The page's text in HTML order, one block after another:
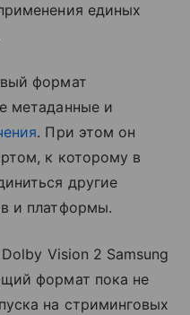
единых
формат
метаданные и
. При этом он
к которому в
другие
и платформы.
Vision 2 Samsung
формат пока не
на стриминговых